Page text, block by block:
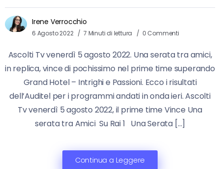
Irene Verrocchio
6 Agosto 2022 7 Minuti di lettura 0 Commenti
Ascolti Tv venerdì 5 agosto 2022. Una serata tra amici,
in replica, vince di pochissimo nel prime time superando
Grand Hotel – Intrighi e Passioni. Ecco i risultati
dell’Auditel per i programmi andati in onda ieri. Ascolti
Tv venerdì 5 agosto 2022, il prime time Vince Una
serata tra Amici Su Rai 1 Una Serata […]
Continua a Leggere